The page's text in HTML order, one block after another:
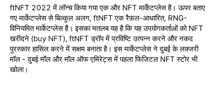
ftNFT 2022 में लॉन्च किया गया एक और NFT मार्केटप्लेस है। ऊपर बताए
गए मार्केटप्लेस से बिल्कुल अलग, ftNFT एक रैफ़ल-आधारित, RNG-
विनियमित मार्केटप्लेस है। इसका मतलब यह है कि यह उपयोगकर्ताओं को NFT
खरीदने (buy NFT), ftNFT ड्रॉप में प्रविष्टि उत्पन्न करने और नकद
पुरस्कार हासिल करने में सक्षम बनाता है। इस मार्केटप्लेस ने दुबई के लक्जरी
मॉल - दुबई मॉल और मॉल ऑफ एमिरेट्स में पहला फिजिटल NFT स्टोर भी
खोला।